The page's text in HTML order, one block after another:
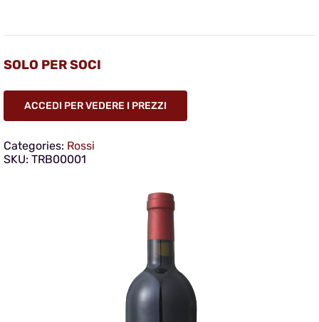
SOLO PER SOCI
ACCEDI PER VEDERE I PREZZI
Categories: Rossi
SKU: TRB00001